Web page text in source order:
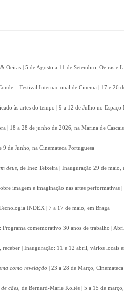
Oeiras | 5 de Agosto a 11 de Setembro, Oeiras e
– Festival Internacional de Cinema | 17 e 26
às artes do tempo | 9 a 12 de Julho no
| 18 a 28 de junho de 2026, na Marina de Cascais
9 de Junho, na Cinemateca Portuguesa
deus , de Inez Teixeira | Inauguração 29 de
imagem e imaginação nas artes
INDEX | 7 a 17 de maio, em Braga
Programa comemorativo 30 anos de trabalho |
receber | Inauguração: 11 e 12 abril, vários locais
como revelação | 23 a 28 de Março,
cães , de Bernard-Marie Koltès | 5 a 15 de